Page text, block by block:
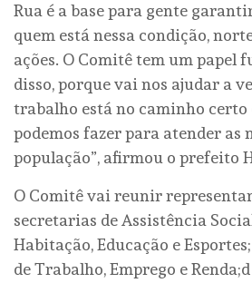
Rua é a base para gente
quem está nessa condição,
ações. O Comitê tem um papel
disso, porque vai nos ajudar a
trabalho está no caminho certo
podemos fazer para atender as
população”, afirmou o prefeito
O Comitê vai reunir
secretarias de Assistência
Habitação, Educação e
de Trabalho, Emprego e